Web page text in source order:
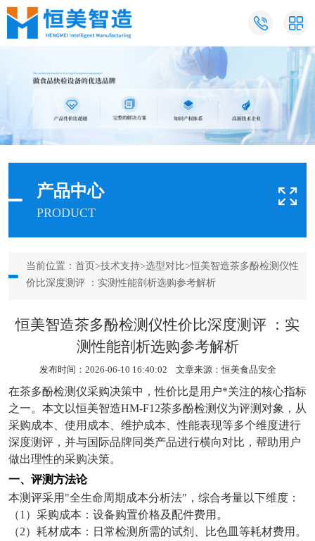
产品中心
PRODUCT
当前位置： 首页 >技术支持>选型对比>恒美智造茶多酚检测仪性
价比深度测评 ：实测性能剖析选购参考解析
恒美智造茶多酚检测仪性价比深度测评 ：实
测性能剖析选购参考解析
发布时间：2026-06-10 16:40:02 文章来源：恒美食品安全
在茶多酚检测仪采购决策中，性价比是用户*关注的核心指标
之一。本文以恒美智造HM-F12茶多酚检测仪为评测对象，从
采购成本、使用成本、维护成本、性能表现等多个维度进行
深度测评，并与国际品牌同类产品进行横向对比，帮助用户
做出理性的采购决策。
一、评测方法论
本测评采用 "全生命周期成本分析法" ，综合考量以下维度：
（1 ）采购成本：设备购置价格及配件费用。
（2）耗材成本：日常检测所需的试剂、比色皿等耗材费用。